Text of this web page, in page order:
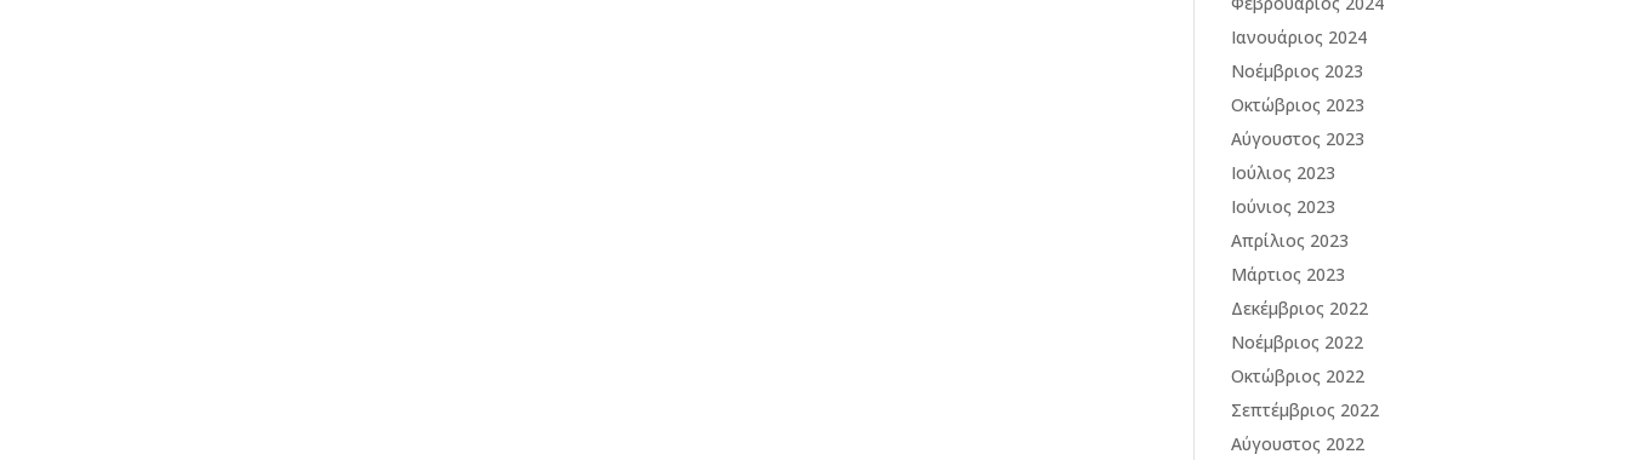
Ιανουάριος 2024
Νοέμβριος 2023
Οκτώβριος 2023
Αύγουστος 2023
Ιούλιος 2023
Ιούνιος 2023
Απρίλιος 2023
Μάρτιος 2023
Δεκέμβριος 2022
Νοέμβριος 2022
Οκτώβριος 2022
Σεπτέμβριος 2022
Αύγουστος 2022